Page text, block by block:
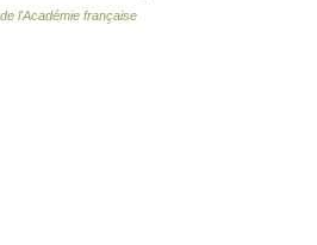
l'Académie française